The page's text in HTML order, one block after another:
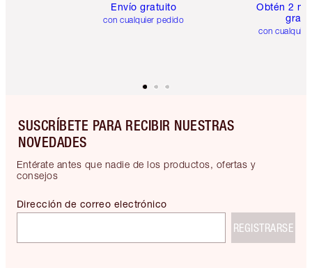
Envío gratuito
con cualquier pedido
Obtén 2
gratis
con
SUSCRÍBETE PARA RECIBIR NUESTRAS
NOVEDADES
Entérate antes que nadie de los productos, ofertas y
consejos
Dirección de correo electrónico
REGISTRARSE